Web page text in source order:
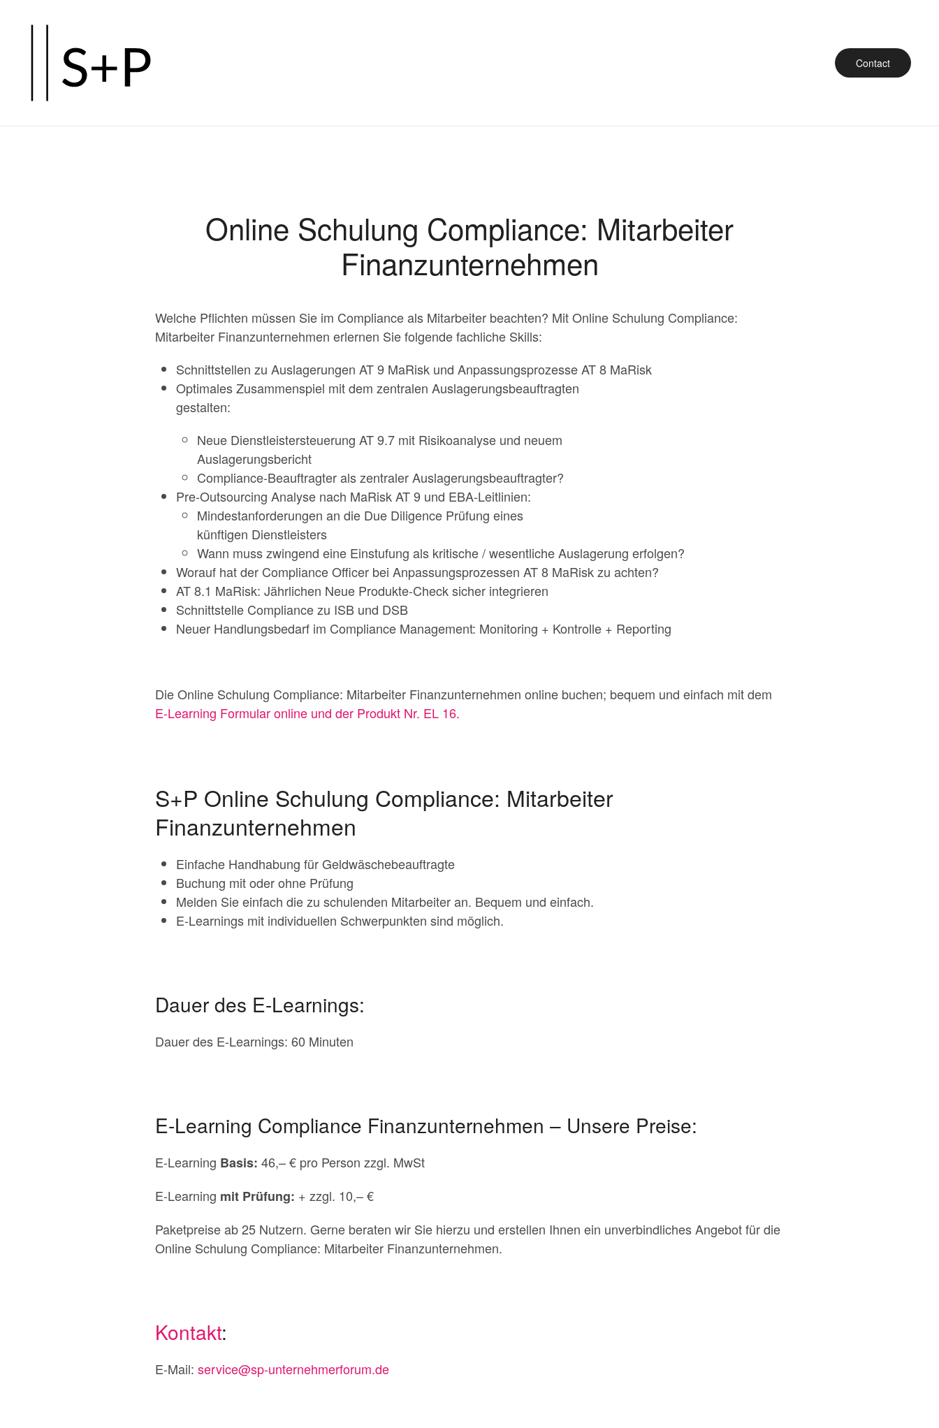
Hauptinhalt
springen
Contact
Online Schulung Compliance: Mitarbeiter
Finanzunternehmen
Welche Pflichten müssen Sie im Compliance als Mitarbeiter beachten? Mit Online Schulung Compliance:
Mitarbeiter Finanzunternehmen erlernen Sie folgende fachliche Skills:
Schnittstellen zu Auslagerungen AT 9 MaRisk und Anpassungsprozesse AT 8 MaRisk
Optimales Zusammenspiel mit dem zentralen Auslagerungsbeauftragten
gestalten:
Neue Dienstleistersteuerung AT 9.7 mit Risikoanalyse und neuem
Auslagerungsbericht
Compliance-Beauftragter als zentraler Auslagerungsbeauftragter?
Pre-Outsourcing Analyse nach MaRisk AT 9 und EBA-Leitlinien:
Mindestanforderungen an die Due Diligence Prüfung eines
künftigen Dienstleisters
Wann muss zwingend eine Einstufung als kritische / wesentliche Auslagerung erfolgen?
Worauf hat der Compliance Officer bei Anpassungsprozessen AT 8 MaRisk zu achten?
AT 8.1 MaRisk: Jährlichen Neue Produkte-Check sicher integrieren
Schnittstelle Compliance zu ISB und DSB
Neuer Handlungsbedarf im Compliance Management: Monitoring + Kontrolle + Reporting
Die Online Schulung Compliance: Mitarbeiter Finanzunternehmen online buchen; bequem und einfach mit dem
E-Learning Formular online und der Produkt Nr. EL 16.
S+P Online Schulung Compliance: Mitarbeiter
Finanzunternehmen
Einfache Handhabung für Geldwäschebeauftragte
Buchung mit oder ohne Prüfung
Melden Sie einfach die zu schulenden Mitarbeiter an. Bequem und einfach.
E-Learnings mit individuellen Schwerpunkten sind möglich.
Dauer des E-Learnings:
Dauer des E-Learnings: 60 Minuten
E-Learning Compliance Finanzunternehmen – Unsere Preise:
E-Learning Basis: 46,– € pro Person zzgl. MwSt
E-Learning mit Prüfung: + zzgl. 10,– €
Paketpreise ab 25 Nutzern. Gerne beraten wir Sie hierzu und erstellen Ihnen ein unverbindliches Angebot für die
Online Schulung Compliance: Mitarbeiter Finanzunternehmen.
Kontakt:
E-Mail: service@sp-unternehmerforum.de